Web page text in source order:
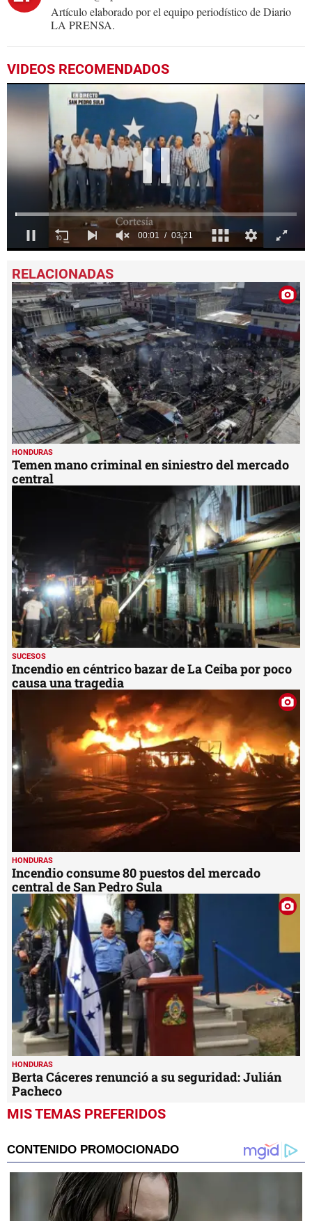
Artículo elaborado por el equipo periodístico de Diario
LA PRENSA.
VIDEOS RECOMENDADOS
seconds
of
3
minutes,
21
seconds
HONDURAS
Temen mano criminal en siniestro del mercado
central
SUCESOS
Incendio en céntrico bazar de La Ceiba por poco
causa una tragedia
HONDURAS
Incendio consume 80 puestos del mercado
central de San Pedro Sula
HONDURAS
Berta Cáceres renunció a su seguridad: Julián
Pacheco
MIS TEMAS PREFERIDOS